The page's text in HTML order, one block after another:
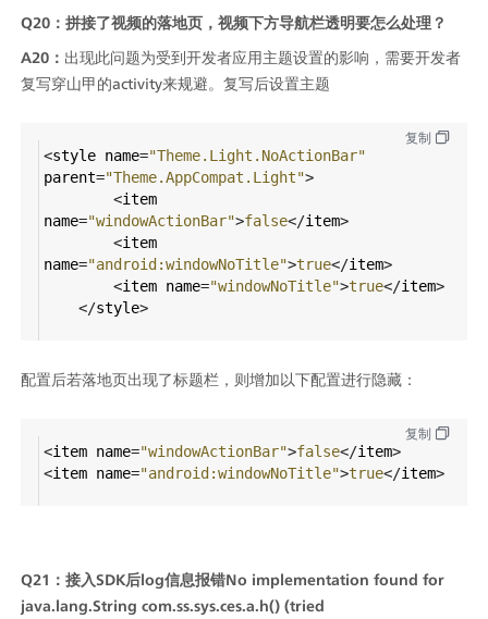
Q20：拼接了视频的落地页，视频下方导航栏透明要怎么处理？
A20： 出现此问题为受到开发者应用主题设置的影响，需要开发者
复写穿山甲的activity来规避。复写后设置主题
复制
<style name="Theme.Light.NoActionBar"
parent="Theme.AppCompat.Light">
<item
name="windowActionBar">false</item>
<item
name="android:windowNoTitle">true</item>
<item name="windowNoTitle">true</item>
</style>
配置后若落地页出现了标题栏，则增加以下配置进行隐藏：
复制
<item name="windowActionBar">false</item>
<item name="android:windowNoTitle">true</item>
Q21：接入SDK后log信息报错No implementation found for
java.lang.String com.ss.sys.ces.a.h() (tried